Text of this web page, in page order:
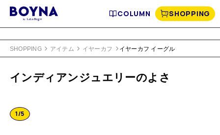
COLUMN SHOPPING
SHOPPING アイテム イヤーカフ イヤーカフ イーグル
インディアンジュエリーのよさ
1/5